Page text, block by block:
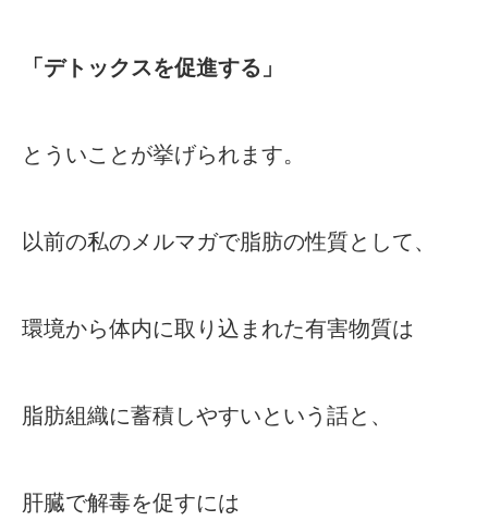
「デトックスを促進する」
とういことが挙げられます。
以前の私のメルマガで脂肪の性質として、
環境から体内に取り込まれた有害物質は
脂肪組織に蓄積しやすいという話と、
肝臓で解毒を促すには